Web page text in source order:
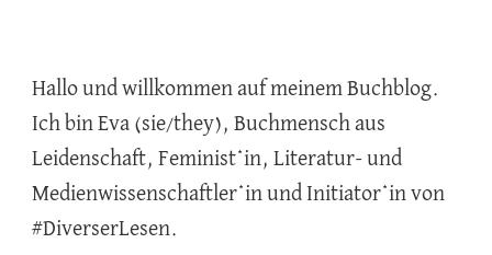
Hallo und willkommen auf meinem Buchblog.
Ich bin Eva (sie/they), Buchmensch aus
Leidenschaft, Feminist*in, Literatur- und
Medienwissenschaftler*in und Initiator*in von
#DiverserLesen.